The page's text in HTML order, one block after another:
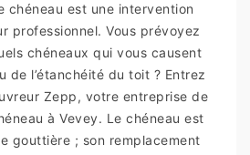
chéneau est une intervention
professionnel. Vous prévoyez
chéneaux qui vous causent
de l’étanchéité du toit ? Entrez
Zepp, votre entreprise de
à Vevey. Le chéneau est
gouttière ; son remplacement